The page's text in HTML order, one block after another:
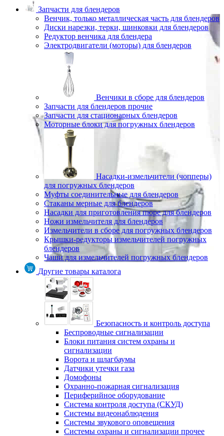
Запчасти для блендеров
Венчик, только металлическая часть для блендеров
Диски нарезки, терки, шинковки для блендеров
Редуктор венчика для блендера
Электродвигатели (моторы) для блендеров
Венчики в сборе для блендеров
Запчасти для блендеров прочие
Запчасти для стационарных блендеров
Моторные блоки для погружных блендеров
Насадки-измельчители (чопперы)
для погружных блендеров
Муфты соединительные для блендеров
Стаканы мерные для блендеров
Насадки для приготовления пюре для блендеров
Ножи измельчителя для блендеров
Измельчители в сборе для погружных блендеров
Крышки-редукторы измельчителей погружных
блендеров
Чаши для измельчителей погружных блендеров
Другие товары каталога
Безопасность и контроль доступа
Беспроводные сигнализации
Блоки питания систем охраны и
сигнализации
Ворота и шлагбаумы
Датчики утечки газа
Домофоны
Охранно-пожарная сигнализация
Периферийное оборудование
Система контроля доступа (СКУД)
Системы видеонаблюдения
Системы звукового оповещения
Системы охраны и сигнализации прочее